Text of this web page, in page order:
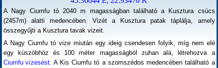
A Nagy Ciumfu tó 2040 m magasságban található a Kusztura csúcs
(2457m) alatti medencében. Vizét a Kusztura patak táplálja, amely
összegyűjti a Kusztura tavak vizeit.
A Nagy Ciumfu tó vize miután egy ideig csendesen folyik, míg nem elé
egy küszöbhöz és 100 méter magasságból zuhan alá, létrehozva a
Ciumfu vízesést. A Kis Ciumfu tó a szomszédos medencében található a